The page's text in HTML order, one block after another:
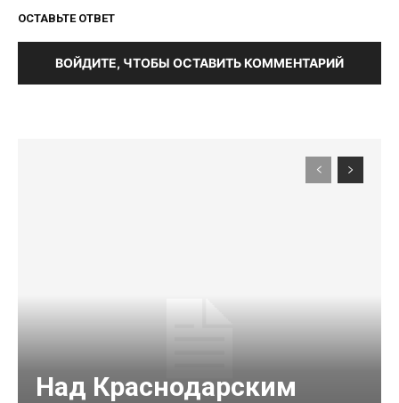
ОСТАВЬТЕ ОТВЕТ
ВОЙДИТЕ, ЧТОБЫ ОСТАВИТЬ КОММЕНТАРИЙ
Над Краснодарским